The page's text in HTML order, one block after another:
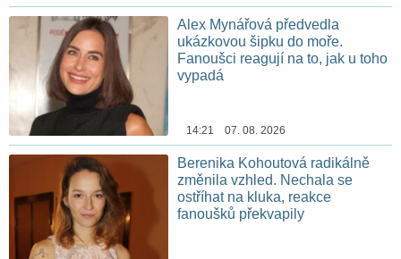
Alex Mynářová předvedla
ukázkovou šipku do moře.
Fanoušci reagují na to, jak u toho
vypadá
14:21 07. 08. 2026
Berenika Kohoutová radikálně
změnila vzhled. Nechala se
ostříhat na kluka, reakce
fanoušků překvapily